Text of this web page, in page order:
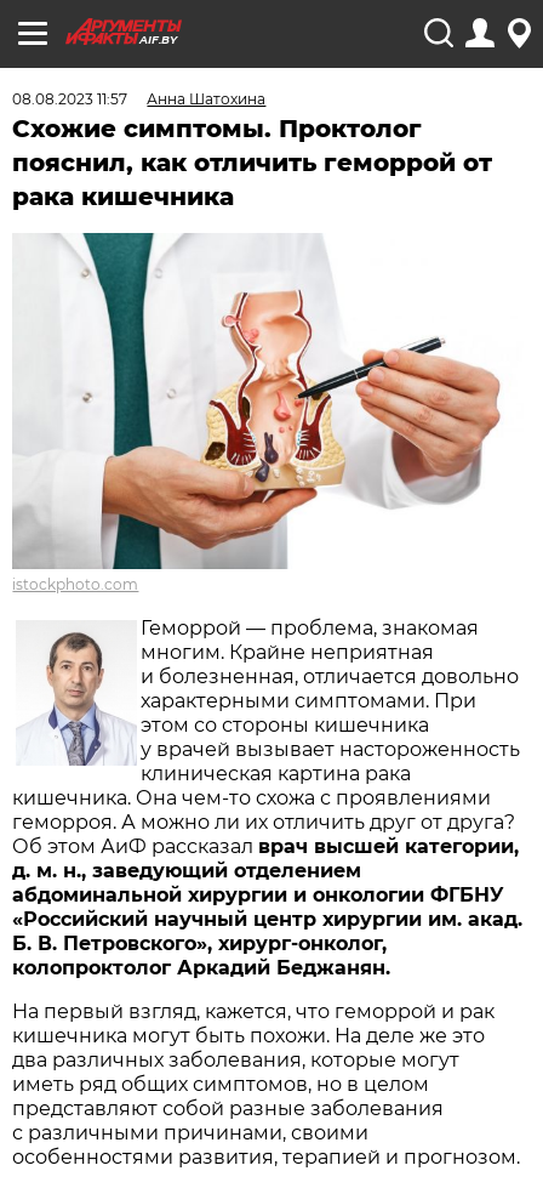
AIF.BY
08.08.2023 11:57 Анна Шатохина
Схожие симптомы. Проктолог
пояснил, как отличить геморрой от
рака кишечника
istockphoto.com
Геморрой — проблема, знакомая
многим. Крайне неприятная
и болезненная, отличается довольно
характерными симптомами. При
этом со стороны кишечника
у врачей вызывает настороженность
клиническая картина рака
кишечника. Она чем-то схожа с проявлениями
геморроя. А можно ли их отличить друг от друга?
Об этом АиФ рассказал врач высшей категории,
д. м. н., заведующий отделением
абдоминальной хирургии и онкологии ФГБНУ
«Российский научный центр хирургии им. акад.
Б. В. Петровского», хирург-онколог,
колопроктолог Аркадий Беджанян.
На первый взгляд, кажется, что геморрой и рак
кишечника могут быть похожи. На деле же это
два различных заболевания, которые могут
иметь ряд общих симптомов, но в целом
представляют собой разные заболевания
с различными причинами, своими
особенностями развития, терапией и прогнозом.